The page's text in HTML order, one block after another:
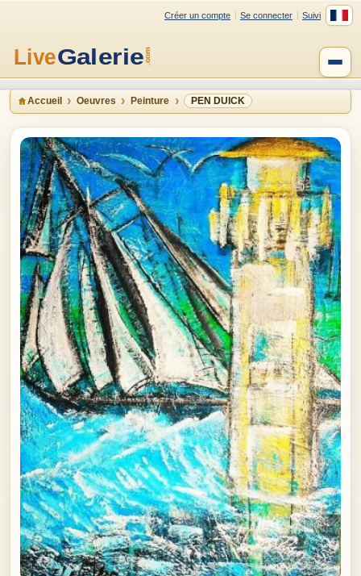
Créer un compte Se connecter Suivi
Accueil Oeuvres Peinture PEN DUICK